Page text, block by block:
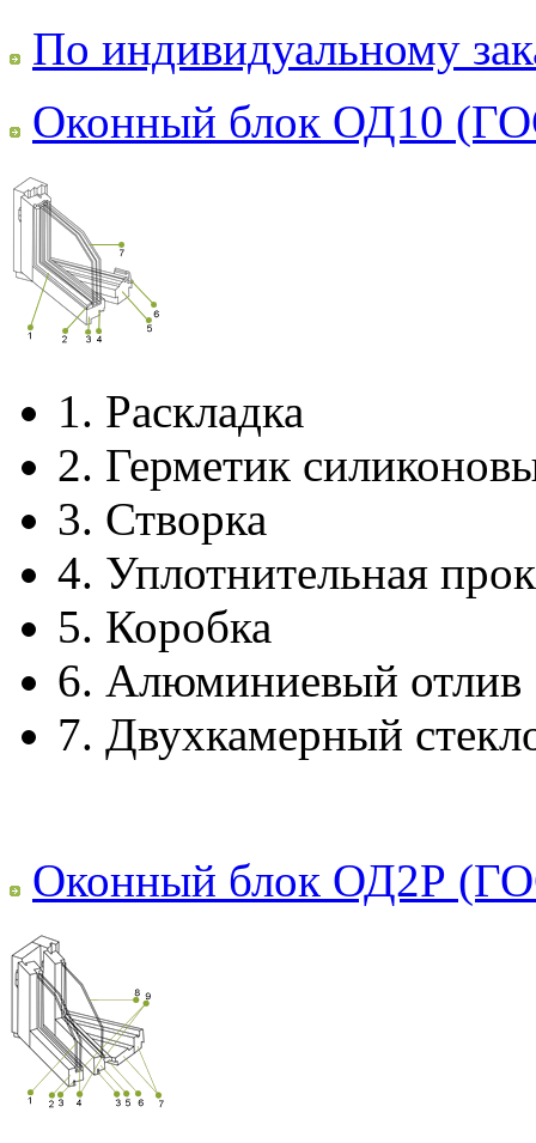
По индивидуальному
Оконный блок ОД10
1. Раскладка
2. Герметик
3. Створка
4. Уплотнительная
5. Коробка
6. Алюминиевый отлив
7. Двухкамерный
Оконный блок ОД2Р